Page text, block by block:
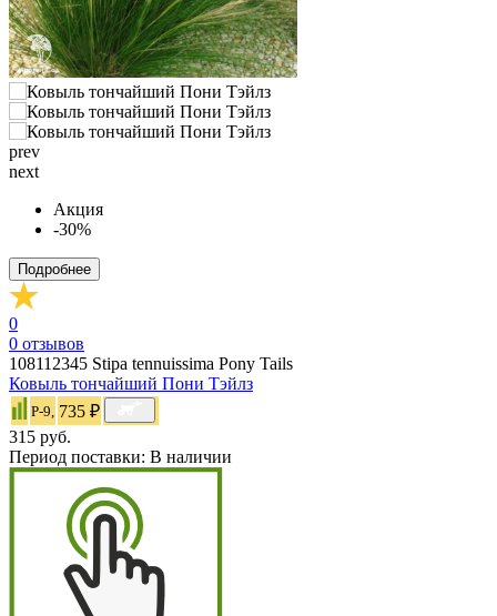
prev
next
Акция
-30%
Подробнее
0
0 отзывов
108112345 Stipa tennuissima Pony Tails
Ковыль тончайший Пони Тэйлз
P-9, 735 ₽
315 руб.
Период поставки: В наличии